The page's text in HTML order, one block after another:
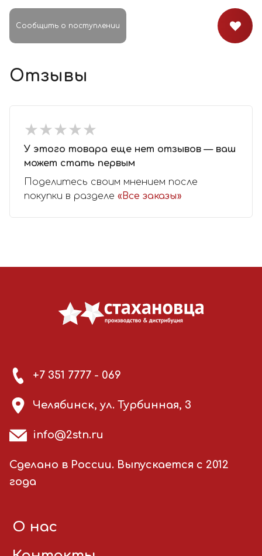
Сообщить о поступлении
Отзывы
★★★★★
★★★★★
У этого товара еще нет отзывов — ваш
может стать первым
Поделитесь своим мнением после
покупки в разделе «Все заказы»
+7 351 7777 - 069
Челябинск, ул. Турбинная, 3
info@2stn.ru
Сделано в России. Выпускается с 2012
года
О нас